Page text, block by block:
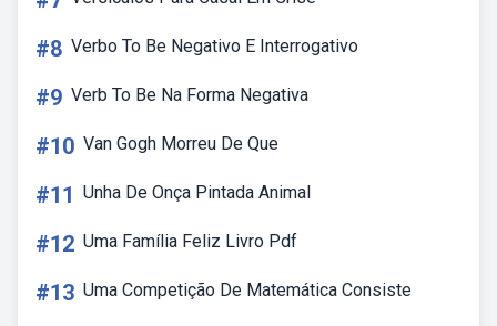
#8 Verbo To Be Negativo E Interrogativo
#9 Verb To Be Na Forma Negativa
#10 Van Gogh Morreu De Que
#11 Unha De Onça Pintada Animal
#12 Uma Família Feliz Livro Pdf
#13 Uma Competição De Matemática Consiste